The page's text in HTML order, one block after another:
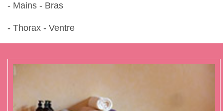
- Mains - Bras
- Thorax - Ventre